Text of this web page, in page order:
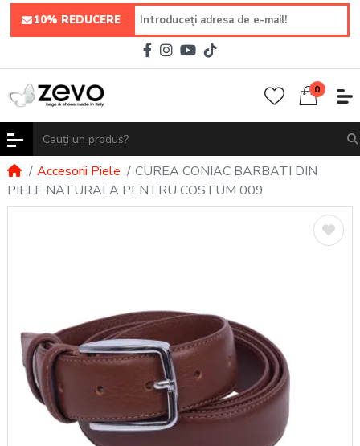
10% REDUCERE
0
Accesorii Piele
CUREA CONIAC BARBATI DIN
PIELE NATURALA PENTRU COSTUM 009